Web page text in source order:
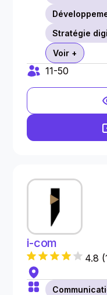
Stratégie
Voir +
11-50
i-com
4.8 (